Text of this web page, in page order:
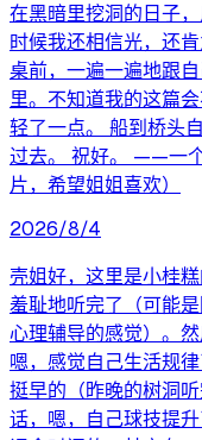
在黑暗里挖洞的日子
时候我还相信光，还
桌前，一遍一遍地跟
里。不知道我的这篇
轻了一点。 船到桥头
过去。 祝好。 ——一
片，希望姐姐喜欢）
2026/8/4
壳姐好，这里是小桂
羞耻地听完了（可能
心理辅导的感觉）。
嗯，感觉自己生活规
挺早的（昨晚的树洞
话，嗯，自己球技提